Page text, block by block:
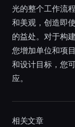
光的整个工作流
和美观，创造即
的益处。对于构
您增加单位和项
和设计目标，您
应。
相关文章